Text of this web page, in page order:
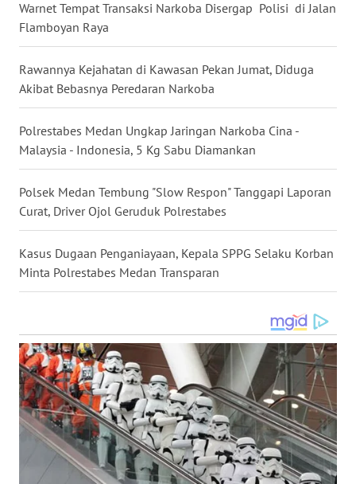
Warnet Tempat Transaksi Narkoba Disergap Polisi di Jalan
Flamboyan Raya
Rawannya Kejahatan di Kawasan Pekan Jumat, Diduga
Akibat Bebasnya Peredaran Narkoba
Polrestabes Medan Ungkap Jaringan Narkoba Cina -
Malaysia - Indonesia, 5 Kg Sabu Diamankan
Polsek Medan Tembung "Slow Respon" Tanggapi Laporan
Curat, Driver Ojol Geruduk Polrestabes
Kasus Dugaan Penganiayaan, Kepala SPPG Selaku Korban
Minta Polrestabes Medan Transparan
WN
TAPANULI
SELATAN
WN
TANJUNG
LESUNG
WN
KARO
WN
WN
TAPANULI
TENGAH
WN DELI
SERDANG